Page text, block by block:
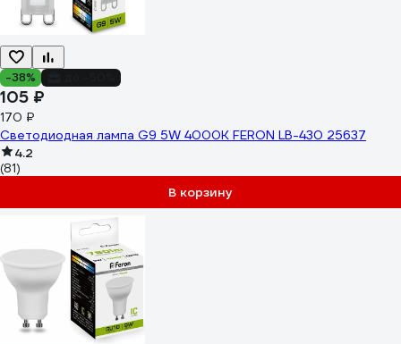
-38%
105 ₽
170 ₽
Светодиодная лампа G9 5W 4000K FERON LB-430 25637
4.2
(81)
В корзину